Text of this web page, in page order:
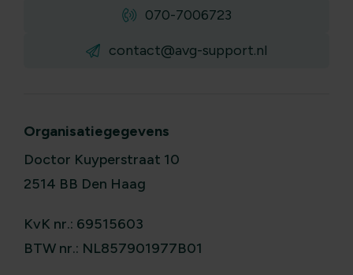
070-7006723
contact@avg-support.nl
Organisatiegegevens
Doctor Kuyperstraat 10
2514 BB Den Haag
KvK nr.: 69515603
BTW nr.: NL857901977B01